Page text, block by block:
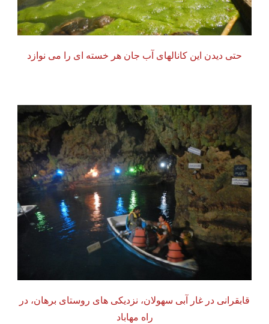
حتی دیدن این کانالهای آب جان هر خسته ای را می نوازد
قابقرانی در غار آبی سهولان، نزدیکی های روستای برهان، در
راه مهاباد